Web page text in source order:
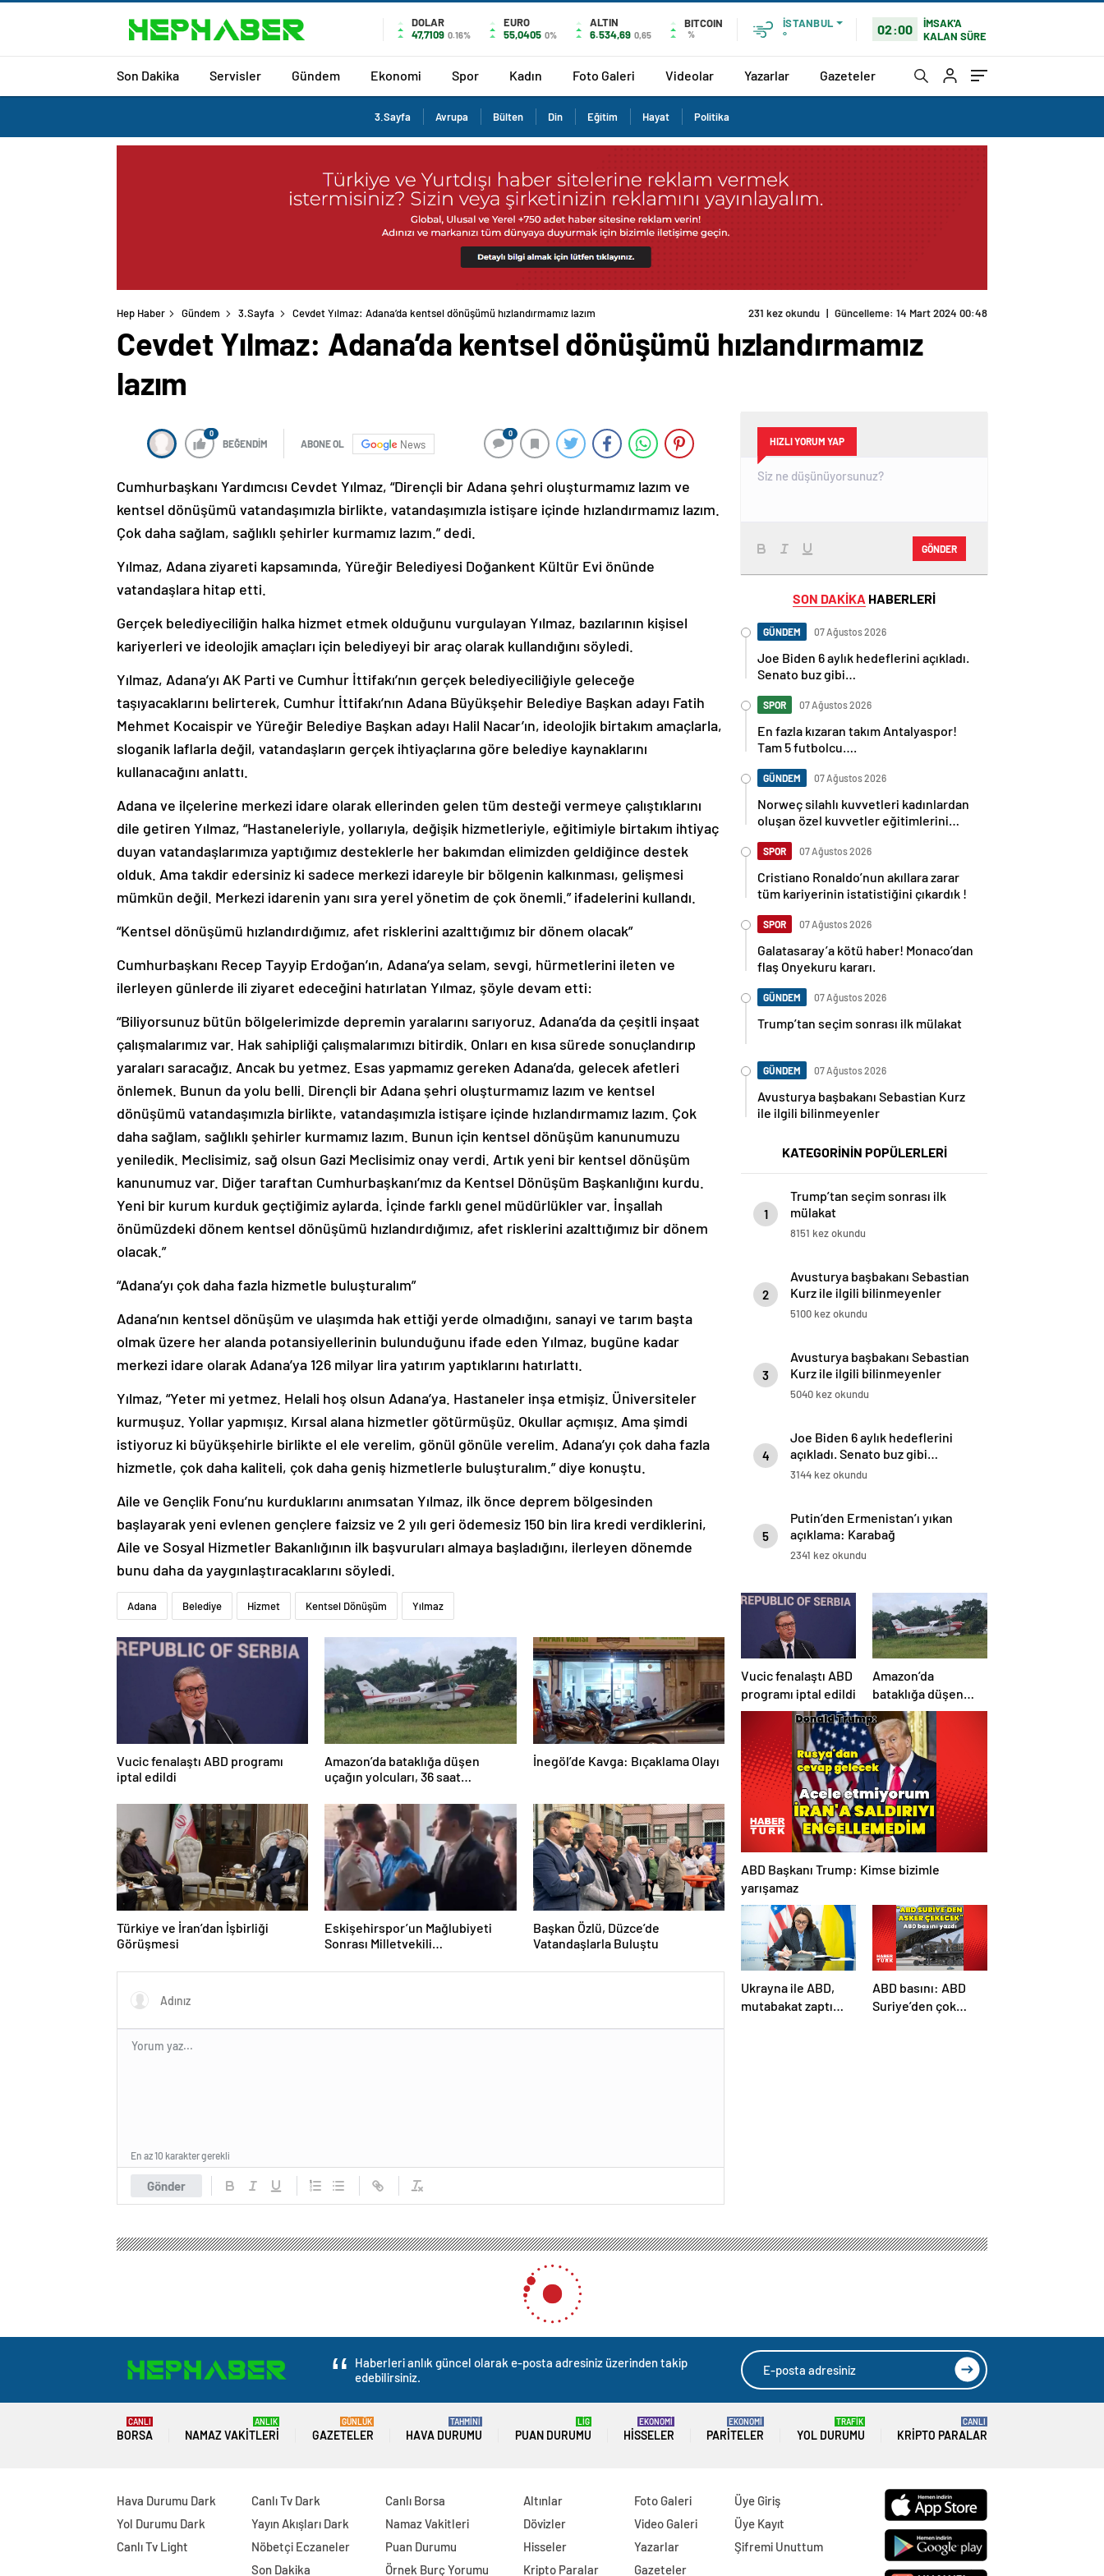
DOLAR
47,7109 0.16%
EURO
55,0405 0%
ALTIN
6.534,69 0,65
BITCOIN
%
İSTANBUL
°
02:00
İMSAK'A
KALAN SÜRE
Son Dakika Servisler Gündem Ekonomi Spor Kadın Foto Galeri Videolar Yazarlar Gazeteler
3.Sayfa Avrupa Bülten Din Eğitim Hayat Politika
Hep Haber Gündem 3.Sayfa Cevdet Yılmaz: Adana’da kentsel dönüşümü hızlandırmamız lazım 231 kez okundu | Güncelleme: 14 Mart 2024 00:48
Cevdet Yılmaz: Adana’da kentsel dönüşümü hızlandırmamız
lazım
0
BEĞENDİM ABONE OL News
0
Cumhurbaşkanı Yardımcısı Cevdet Yılmaz, “Dirençli bir Adana şehri oluşturmamız lazım ve
kentsel dönüşümü vatandaşımızla birlikte, vatandaşımızla istişare içinde hızlandırmamız lazım.
Çok daha sağlam, sağlıklı şehirler kurmamız lazım.” dedi.
Yılmaz, Adana ziyareti kapsamında, Yüreğir Belediyesi Doğankent Kültür Evi önünde
vatandaşlara hitap etti.
Gerçek belediyeciliğin halka hizmet etmek olduğunu vurgulayan Yılmaz, bazılarının kişisel
kariyerleri ve ideolojik amaçları için belediyeyi bir araç olarak kullandığını söyledi.
Yılmaz, Adana’yı AK Parti ve Cumhur İttifakı’nın gerçek belediyeciliğiyle geleceğe
taşıyacaklarını belirterek, Cumhur İttifakı’nın Adana Büyükşehir Belediye Başkan adayı Fatih
Mehmet Kocaispir ve Yüreğir Belediye Başkan adayı Halil Nacar’ın, ideolojik birtakım amaçlarla,
sloganik laflarla değil, vatandaşların gerçek ihtiyaçlarına göre belediye kaynaklarını
kullanacağını anlattı.
Adana ve ilçelerine merkezi idare olarak ellerinden gelen tüm desteği vermeye çalıştıklarını
dile getiren Yılmaz, “Hastaneleriyle, yollarıyla, değişik hizmetleriyle, eğitimiyle birtakım ihtiyaç
duyan vatandaşlarımıza yaptığımız desteklerle her bakımdan elimizden geldiğince destek
olduk. Ama takdir edersiniz ki sadece merkezi idareyle bir bölgenin kalkınması, gelişmesi
mümkün değil. Merkezi idarenin yanı sıra yerel yönetim de çok önemli.” ifadelerini kullandı.
“Kentsel dönüşümü hızlandırdığımız, afet risklerini azalttığımız bir dönem olacak”
Cumhurbaşkanı Recep Tayyip Erdoğan’ın, Adana’ya selam, sevgi, hürmetlerini ileten ve
ilerleyen günlerde ili ziyaret edeceğini hatırlatan Yılmaz, şöyle devam etti:
“Biliyorsunuz bütün bölgelerimizde depremin yaralarını sarıyoruz. Adana’da da çeşitli inşaat
çalışmalarımız var. Hak sahipliği çalışmalarımızı bitirdik. Onları en kısa sürede sonuçlandırıp
yaraları saracağız. Ancak bu yetmez. Esas yapmamız gereken Adana’da, gelecek afetleri
önlemek. Bunun da yolu belli. Dirençli bir Adana şehri oluşturmamız lazım ve kentsel
dönüşümü vatandaşımızla birlikte, vatandaşımızla istişare içinde hızlandırmamız lazım. Çok
daha sağlam, sağlıklı şehirler kurmamız lazım. Bunun için kentsel dönüşüm kanunumuzu
yeniledik. Meclisimiz, sağ olsun Gazi Meclisimiz onay verdi. Artık yeni bir kentsel dönüşüm
kanunumuz var. Diğer taraftan Cumhurbaşkanı’mız da Kentsel Dönüşüm Başkanlığını kurdu.
Yeni bir kurum kurduk geçtiğimiz aylarda. İçinde farklı genel müdürlükler var. İnşallah
önümüzdeki dönem kentsel dönüşümü hızlandırdığımız, afet risklerini azalttığımız bir dönem
olacak.”
“Adana’yı çok daha fazla hizmetle buluşturalım”
Adana’nın kentsel dönüşüm ve ulaşımda hak ettiği yerde olmadığını, sanayi ve tarım başta
olmak üzere her alanda potansiyellerinin bulunduğunu ifade eden Yılmaz, bugüne kadar
merkezi idare olarak Adana’ya 126 milyar lira yatırım yaptıklarını hatırlattı.
Yılmaz, “Yeter mi yetmez. Helali hoş olsun Adana’ya. Hastaneler inşa etmişiz. Üniversiteler
kurmuşuz. Yollar yapmışız. Kırsal alana hizmetler götürmüşüz. Okullar açmışız. Ama şimdi
istiyoruz ki büyükşehirle birlikte el ele verelim, gönül gönüle verelim. Adana’yı çok daha fazla
hizmetle, çok daha kaliteli, çok daha geniş hizmetlerle buluşturalım.” diye konuştu.
Aile ve Gençlik Fonu’nu kurduklarını anımsatan Yılmaz, ilk önce deprem bölgesinden
başlayarak yeni evlenen gençlere faizsiz ve 2 yılı geri ödemesiz 150 bin lira kredi verdiklerini,
Aile ve Sosyal Hizmetler Bakanlığının ilk başvuruları almaya başladığını, ilerleyen dönemde
bunu daha da yaygınlaştıracaklarını söyledi.
Adana Belediye Hizmet Kentsel Dönüşüm Yılmaz
Vucic fenalaştı ABD programı
iptal edildi
Amazon’da bataklığa düşen
uçağın yolcuları, 36 saat
İnegöl’de Kavga: Bıçaklama Olayı
Türkiye ve İran’dan İşbirliği
Görüşmesi
Eskişehirspor’un Mağlubiyeti
Sonrası Milletvekili
Başkan Özlü, Düzce’de
Vatandaşlarla Buluştu
Gönder
En az 10 karakter gerekli
HIZLI YORUM YAP
GÖNDER
SON DAKİKA HABERLERİ
GÜNDEM 07 Ağustos 2026
Joe Biden 6 aylık hedeflerini açıkladı.
Senato buz gibi…
SPOR 07 Ağustos 2026
En fazla kızaran takım Antalyaspor!
Tam 5 futbolcu….
GÜNDEM 07 Ağustos 2026
Norweç silahlı kuvvetleri kadınlardan
oluşan özel kuvvetler eğitimlerini
SPOR 07 Ağustos 2026
Cristiano Ronaldo’nun akıllara zarar
tüm kariyerinin istatistiğini çıkardık !
SPOR 07 Ağustos 2026
Galatasaray’a kötü haber! Monaco’dan
flaş Onyekuru kararı.
GÜNDEM 07 Ağustos 2026
Trump’tan seçim sonrası ilk mülakat
GÜNDEM 07 Ağustos 2026
Avusturya başbakanı Sebastian Kurz
ile ilgili bilinmeyenler
KATEGORİNİN POPÜLERLERİ
1
Trump’tan seçim sonrası ilk
mülakat
8151 kez okundu
2
Avusturya başbakanı Sebastian
Kurz ile ilgili bilinmeyenler
5100 kez okundu
3
Avusturya başbakanı Sebastian
Kurz ile ilgili bilinmeyenler
5040 kez okundu
4
Joe Biden 6 aylık hedeflerini
açıkladı. Senato buz gibi…
3144 kez okundu
5
Putin’den Ermenistan’ı yıkan
açıklama: Karabağ
Azerbaycan’ın ayrılmaz bir
2341 kez okundu
Vucic fenalaştı ABD
programı iptal edildi
Amazon’da
bataklığa düşen
uçağın yolcuları, 36
saat kurtarılmayı
bekledi
ABD Başkanı Trump: Kimse bizimle
yarışamaz
Ukrayna ile ABD,
mutabakat zaptı
ABD basını: ABD
Suriye’den çok
Haberleri anlık güncel olarak e-posta adresiniz üzerinden takip
edebilirsiniz.
BORSA
CANLI
NAMAZ VAKITLERI
ANLIK
GAZETELER
GÜNLÜK
HAVA DURUMU
TAHMİNİ
PUAN DURUMU
LİG
HISSELER
EKONOMİ
PARITELER
EKONOMİ
YOL DURUMU
TRAFİK
KRIPTO PARALAR
CANLI
Hava Durumu Dark
Yol Durumu Dark
Canlı Tv Light
Canlı Tv Dark
Yayın Akışları Dark
Nöbetçi Eczaneler
Son Dakika
Canlı Borsa
Namaz Vakitleri
Puan Durumu
Örnek Burç Yorumu
Altınlar
Dövizler
Hisseler
Kripto Paralar
Foto Galeri
Video Galeri
Yazarlar
Gazeteler
Üye Giriş
Üye Kayıt
Şifremi Unuttum